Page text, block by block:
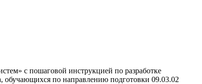
с пошаговой инструкцией по разработке
по направлению подготовки 09.03.02